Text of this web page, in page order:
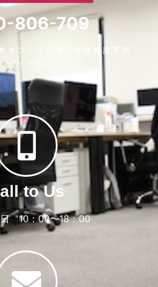
806-709
オフィス共通お客様相談専用
ダイヤル
to Us
日 10：00〜18：00